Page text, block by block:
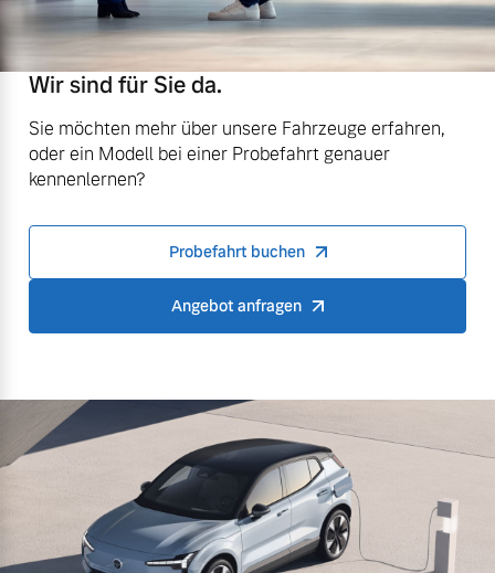
Wir sind für Sie da.
Sie möchten mehr über unsere Fahrzeuge erfahren,
oder ein Modell bei einer Probefahrt genauer
kennenlernen?
Probefahrt buchen
Angebot anfragen